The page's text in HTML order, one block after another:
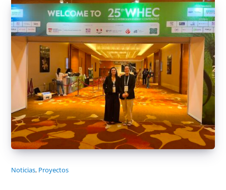
Noticias, Proyectos